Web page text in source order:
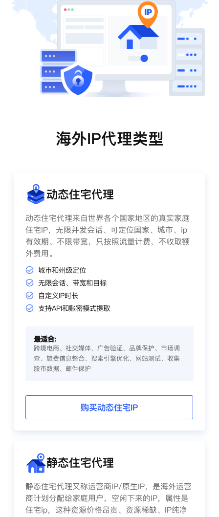
海外IP代理类型
动态住宅代理
动态住宅代理来自世界各个国家地区的真实家庭
住宅IP，无限并发会话、可定位国家、城市、ip
有效期、不限带宽，只按照流量计费，不收取额
外费用。
城市和州级定位
无限会话、带宽和目标
自定义IP时长
支持API和账密模式提取
最适合:
跨境电商、社交媒体、广告验证、品牌保护、市场调
查、旅费信息整合、搜索引擎优化、网站测试、收集
股市数据、邮件保护
购买动态住宅IP
静态住宅代理
静态住宅代理又称运营商IP/原生IP，是海外运营
商计划分配给家庭用户，空闲下来的IP，属性是
住宅ip，这种资源价格昂贵、资源稀缺、IP纯净